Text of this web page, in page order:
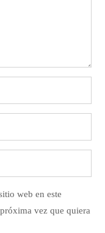
web en este
vez que quiera